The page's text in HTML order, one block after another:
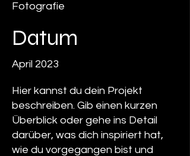
Fotografie
Datum
April 2023
Hier kannst du dein Projekt
beschreiben. Gib einen kurzen
Überblick oder gehe ins Detail
darüber, was dich inspiriert hat,
wie du vorgegangen bist und